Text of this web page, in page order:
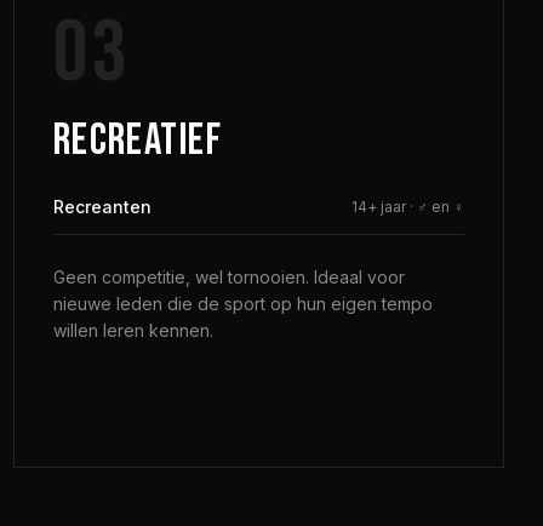
03
RECREATIEF
Recreanten 14+ jaar· ♂ en ♀
Geen competitie, wel tornooien. Ideaal voor
nieuwe leden die de sport op hun eigen tempo
willen leren kennen.